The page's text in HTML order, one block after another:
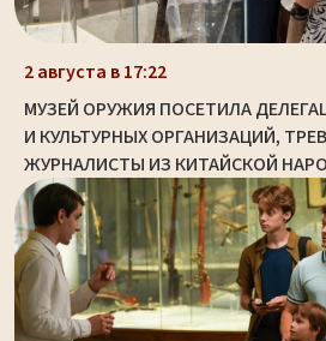
2 августа в 17:22
МУЗЕЙ ОРУЖИЯ ПОСЕТИЛА
И КУЛЬТУРНЫХ ОРГАНИЗАЦИЙ,
ЖУРНАЛИСТЫ ИЗ КИТАЙСКОЙ